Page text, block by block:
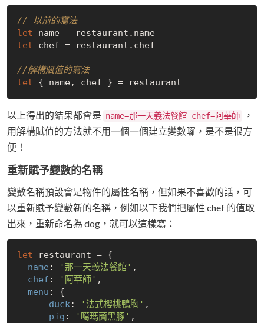
// 以前的寫法
let
name = restaurant.name
let chef = restaurant.chef
//解構賦值的寫法
let
以上得出的結果都會是 name=那一天義法餐館 chef=阿華師
，
用解構賦值的方法就不用一個一個建立變數囉，是不是很方
便！
重新賦予變數的名稱
變數名稱預設會是物件的屬性名稱，但如果不喜歡的話，可
以重新賦予變數新的名稱，例如以下我們把屬性 chef 的值取
出來，重新命名為 dog，就可以這樣寫：
let restaurant = {
name : '那一天義法餐館' ,
chef : '阿華師' ,
menu : {
duck: '法式櫻桃鴨胸' ,
pig : '噶瑪蘭黑豚' ,